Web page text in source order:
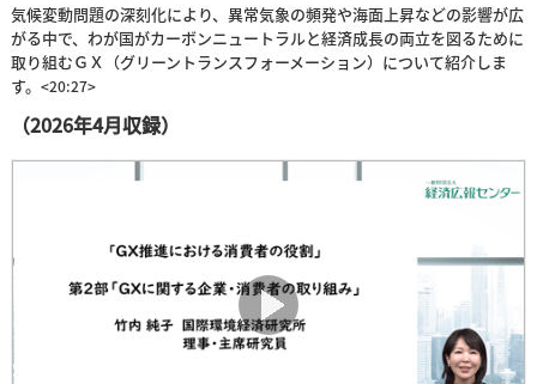
気候変動問題の深刻化により、異常気象の頻発や海面上昇などの影響が広
がる中で、わが国がカーボンニュートラルと経済成長の両立を図るために
取り組むＧＸ（グリーントランスフォーメーション）について紹介しま
す。 <20:27>
（2026年4月収録）